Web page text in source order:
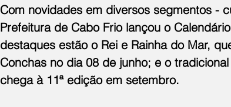
Com novidades em diversos segmentos -
Prefeitura de Cabo Frio lançou o
destaques estão o Rei e Rainha do Mar,
Conchas no dia 08 de junho; e o
chega à 11ª edição em setembro.